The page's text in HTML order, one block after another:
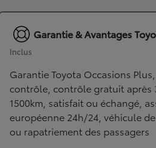
Garantie & Avantages
Inclus
Garantie Toyota Occasions
contrôle, contrôle gratuit après
1500km, satisfait ou échangé,
européenne 24h/24, véhicule
ou rapatriement des passagers